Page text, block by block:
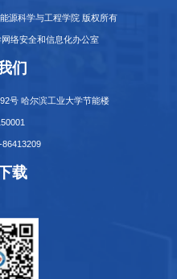
源科学与工程学院 版权所有
络安全和信息化办公室
们
号 哈尔滨工业大学节能楼
载